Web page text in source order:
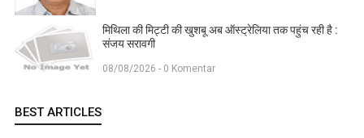
मिथिला की मिट्टी की खुशबू अब ऑस्ट्रेलिया तक पहुंच रही है :
संजय सरावगी
08/08/2026 - 0 Komentar
BEST ARTICLES